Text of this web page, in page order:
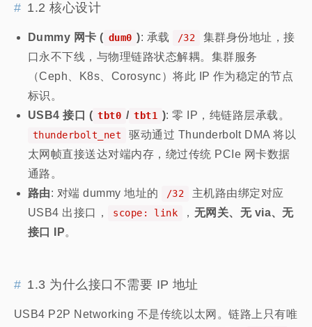
1.2 核心设计
Dummy 网卡 ( dum0 ): 承载 /32
集群身份地址，接
口永不下线，与物理链路状态解耦。集群服务
（Ceph、K8s、Corosync）将此 IP 作为稳定的节点
标识。
USB4 接口 ( tbt0 / tbt1 ): 零 IP，纯链路层承载。
thunderbolt_net
驱动通过 Thunderbolt DMA 将以
太网帧直接送达对端内存，绕过传统 PCIe 网卡数据
通路。
路由: 对端 dummy 地址的 /32
主机路由绑定对应
USB4 出接口，
scope: link ， 无网关、无 via、无
接口 IP。
1.3 为什么接口不需要 IP 地址
USB4 P2P Networking 不是传统以太网。链路上只有唯